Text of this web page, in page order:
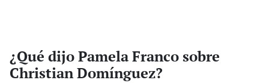
¿Qué dijo Pamela Franco sobre
Christian Domínguez?